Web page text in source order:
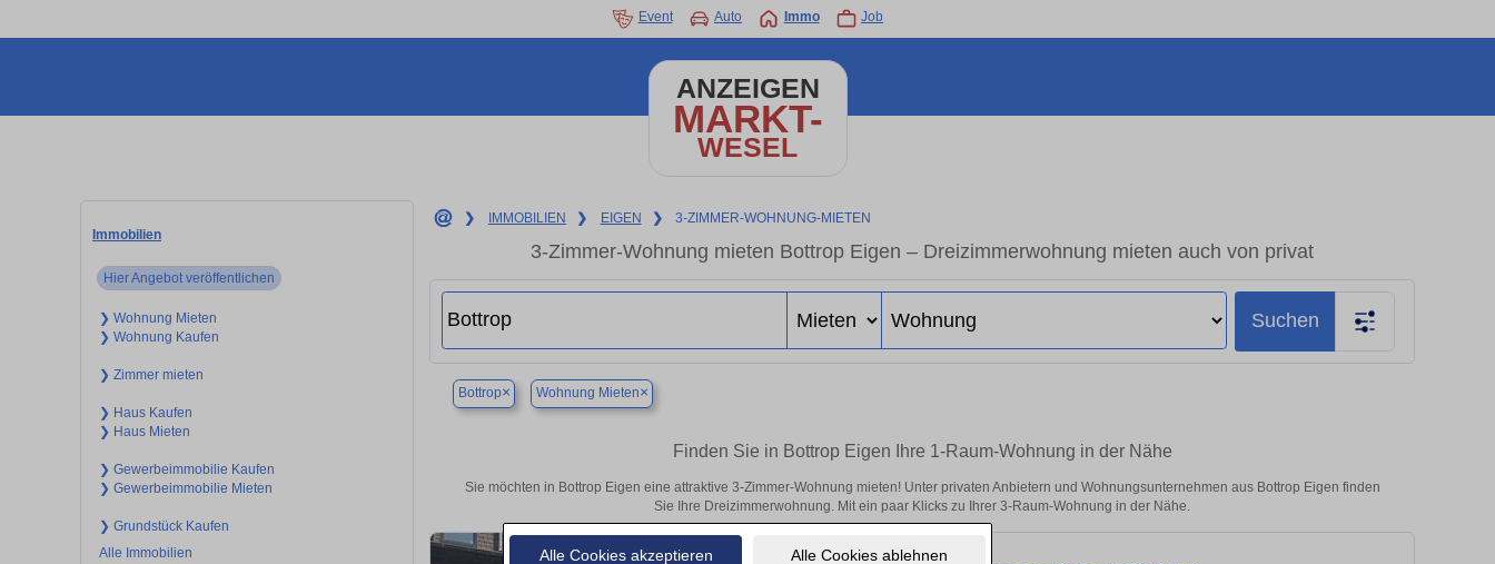
Alle Cookies akzeptieren Alle Cookies ablehnen
Event Auto Immo Job
ANZEIGEN
MARKT-
WESEL
Immobilien
Hier Angebot veröffentlichen
❯ Wohnung Mieten
❯ Wohnung Kaufen
❯ Zimmer mieten
❯ Haus Kaufen
❯ Haus Mieten
❯ Gewerbeimmobilie Kaufen
❯ Gewerbeimmobilie Mieten
❯ Grundstück Kaufen
Alle Immobilien
❯ IMMOBILIEN ❯ EIGEN ❯ 3-ZIMMER-WOHNUNG-MIETEN
3-Zimmer-Wohnung mieten Bottrop Eigen – Dreizimmerwohnung mieten auch von privat
Suchen
Bottrop× Wohnung Mieten×
Finden Sie in Bottrop Eigen Ihre 1-Raum-Wohnung in der Nähe
Sie möchten in Bottrop Eigen eine attraktive 3-Zimmer-Wohnung mieten! Unter privaten Anbietern und Wohnungsunternehmen aus Bottrop Eigen finden
Sie Ihre Dreizimmerwohnung. Mit ein paar Klicks zu Ihrer 3-Raum-Wohnung in der Nähe.